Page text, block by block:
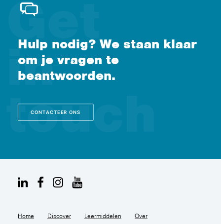
Hulp nodig? We staan klaar
om je vragen te
beantwoorden.
CONTACTEER ONS
Home Discover Leermiddelen Over